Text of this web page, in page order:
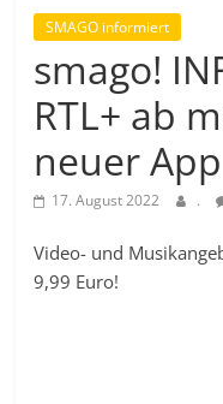
SMAGO informiert
smago!
RTL+ ab
neuer App
17. August 2022 .
Video- und
9,99 Euro!